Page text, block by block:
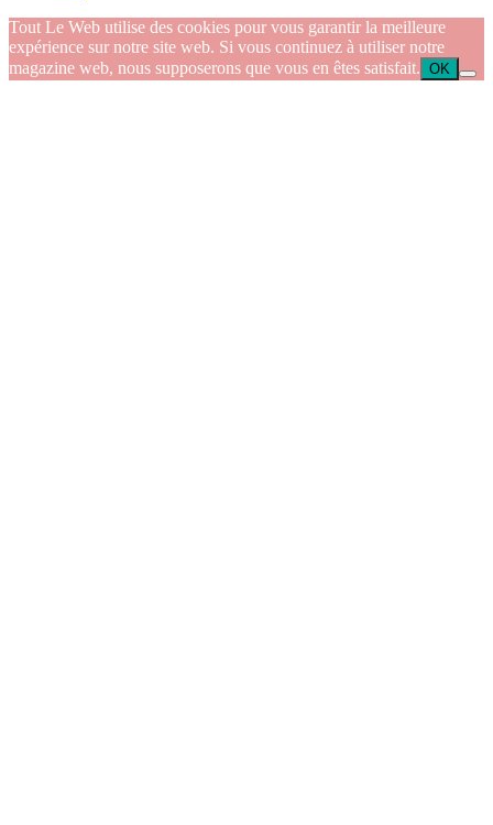
Tout Le Web utilise des cookies pour vous garantir la meilleure
expérience sur notre site web. Si vous continuez à utiliser notre
magazine web, nous supposerons que vous en êtes satisfait. OK